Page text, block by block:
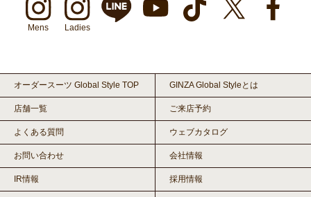
Mens Ladies
オーダースーツ Global Style TOP GINZA Global Styleとは
店舗一覧 ご来店予約
よくある質問 ウェブカタログ
お問い合わせ 会社情報
IR情報 採用情報